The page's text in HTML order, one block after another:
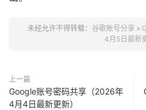
未经允许不得转载： 谷歌账号分享 »
4月5日最新
上一篇
Google账号密码共享（2026年
4月4日最新更新）